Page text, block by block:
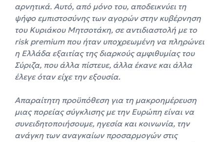
αρνητικά. Αυτό, από μόνο του, αποδεικνύει τη
ψήφο εμπιστοσύνης των αγορών στην κυβέρνηση
του Κυριάκου Μητσοτάκη, σε αντιδιαστολή με το
risk premium που ήταν υποχρεωμένη να πληρώνει
η Ελλάδα εξαιτίας της διαρκούς αμφιθυμίας του
Σύριζα, που άλλα πίστευε, άλλα έκανε και άλλα
έλεγε όταν είχε την εξουσία.
Απαραίτητη προϋπόθεση για τη μακροημέρευση
μιας πορείας σύγκλισης με την Ευρώπη είναι να
συνειδητοποιήσουμε, ηγεσία και κοινωνία, την
ανάγκη των αναγκαίων προσαρμογών στις